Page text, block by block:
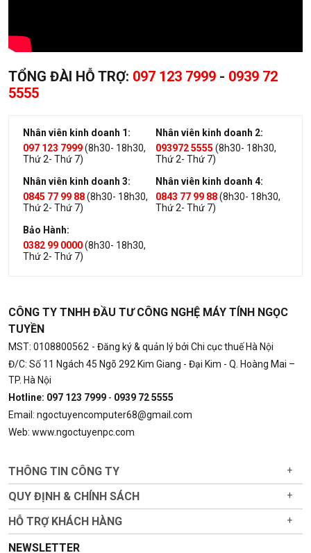
TỔNG ĐÀI HỖ TRỢ: 097 123 7999 - 0939 72
5555
Nhân viên kinh doanh 1:
097 123 7999(8h30- 18h30,
Thứ 2- Thứ 7)
Nhân viên kinh doanh 2:
093972 5555 (8h30- 18h30,
Thứ 2- Thứ 7)
Nhân viên kinh doanh 3:
0845 77 99 88(8h30- 18h30,
Thứ 2- Thứ 7)
Nhân viên kinh doanh 4:
0843 77 99 88(8h30- 18h30,
Thứ 2- Thứ 7)
Bảo Hành:
0382 99 0000(8h30- 18h30,
Thứ 2- Thứ 7)
CÔNG TY TNHH ĐẦU TƯ CÔNG NGHỆ MÁY TÍNH NGỌC
TUYỀN
MST: 0108800562 - Đăng ký & quản lý bởi Chi cục thuế Hà Nội
Đ/C: Số 11 Ngách 45 Ngõ 292 Kim Giang - Đại Kim - Q. Hoàng Mai –
TP. Hà Nội
Hotline: 097 123 7999 - 0939 72 5555
Email: ngoctuyencomputer68@gmail.com
Web: www.ngoctuyenpc.com
THÔNG TIN CÔNG TY +
QUY ĐỊNH & CHÍNH SÁCH +
HỖ TRỢ KHÁCH HÀNG +
NEWSLETTER